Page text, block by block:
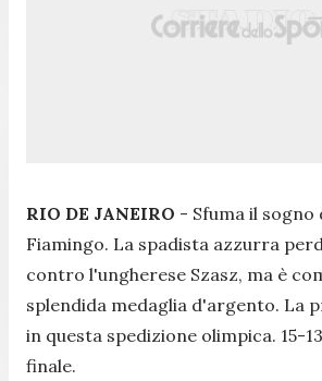
RIO DE JANEIRO - Sfuma il sogno
Fiamingo. La spadista azzurra
contro l'ungherese Szasz, ma è
splendida medaglia d'argento. La
in questa spedizione olimpica. 15-
finale.